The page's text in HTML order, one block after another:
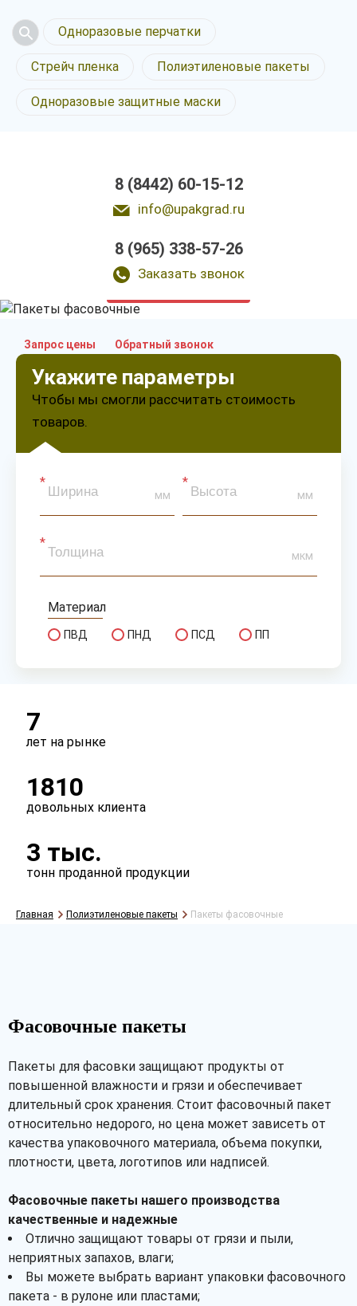
Одноразовые перчатки
Стрейч пленка Полиэтиленовые пакеты
Одноразовые защитные маски
8 (8442) 60-15-12
info@upakgrad.ru
8 (965) 338-57-26
Заказать звонок
Пакеты фасовочные
в Волгограде
Запрос цены Обратный звонок
Укажите параметры
Чтобы мы смогли рассчитать стоимость
товаров.
мм мм
мкм
Материал
ПВД ПНД ПСД ПП
есть
есть
Рассчитать
7
лет на рынке
1810
довольных клиента
3 тыс.
тонн проданной продукции
Главная Полиэтиленовые пакеты Пакеты фасовочные
Фасовочные пакеты
Пакеты для фасовки защищают продукты от
повышенной влажности и грязи и обеспечивает
длительный срок хранения. Стоит фасовочный пакет
относительно недорого, но цена может зависеть от
качества упаковочного материала, объема покупки,
плотности, цвета, логотипов или надписей.
Фасовочные пакеты нашего производства
качественные и надежные
Отлично защищают товары от грязи и пыли,
неприятных запахов, влаги;
Вы можете выбрать вариант упаковки фасовочного
пакета - в рулоне или пластами;